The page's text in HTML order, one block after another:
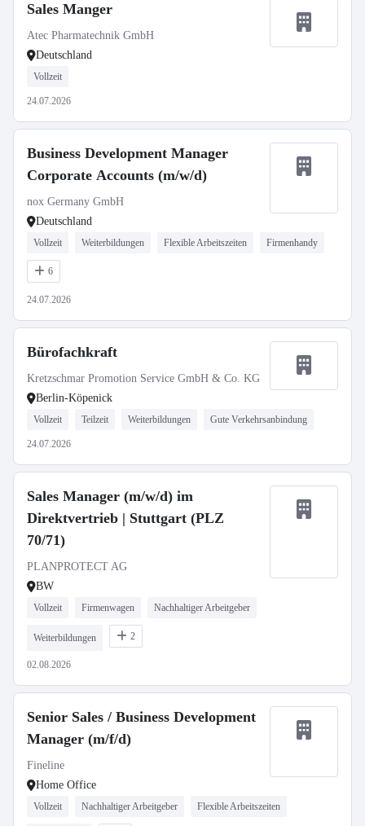
Sales Manger
Atec Pharmatechnik GmbH
Deutschland
Vollzeit
24.07.2026
Business Development Manager
Corporate Accounts (m/w/d)
nox Germany GmbH
Deutschland
Vollzeit Weiterbildungen Flexible Arbeitszeiten Firmenhandy
6
24.07.2026
Bürofachkraft
Kretzschmar Promotion Service GmbH & Co. KG
Berlin-Köpenick
Vollzeit Teilzeit Weiterbildungen Gute Verkehrsanbindung
24.07.2026
Sales Manager (m/w/d) im
Direktvertrieb | Stuttgart (PLZ
70/71)
PLANPROTECT AG
BW
Vollzeit Firmenwagen Nachhaltiger Arbeitgeber
Weiterbildungen 2
02.08.2026
Senior Sales / Business Development
Manager (m/f/d)
Fineline
Home Office
Vollzeit Nachhaltiger Arbeitgeber Flexible Arbeitszeiten